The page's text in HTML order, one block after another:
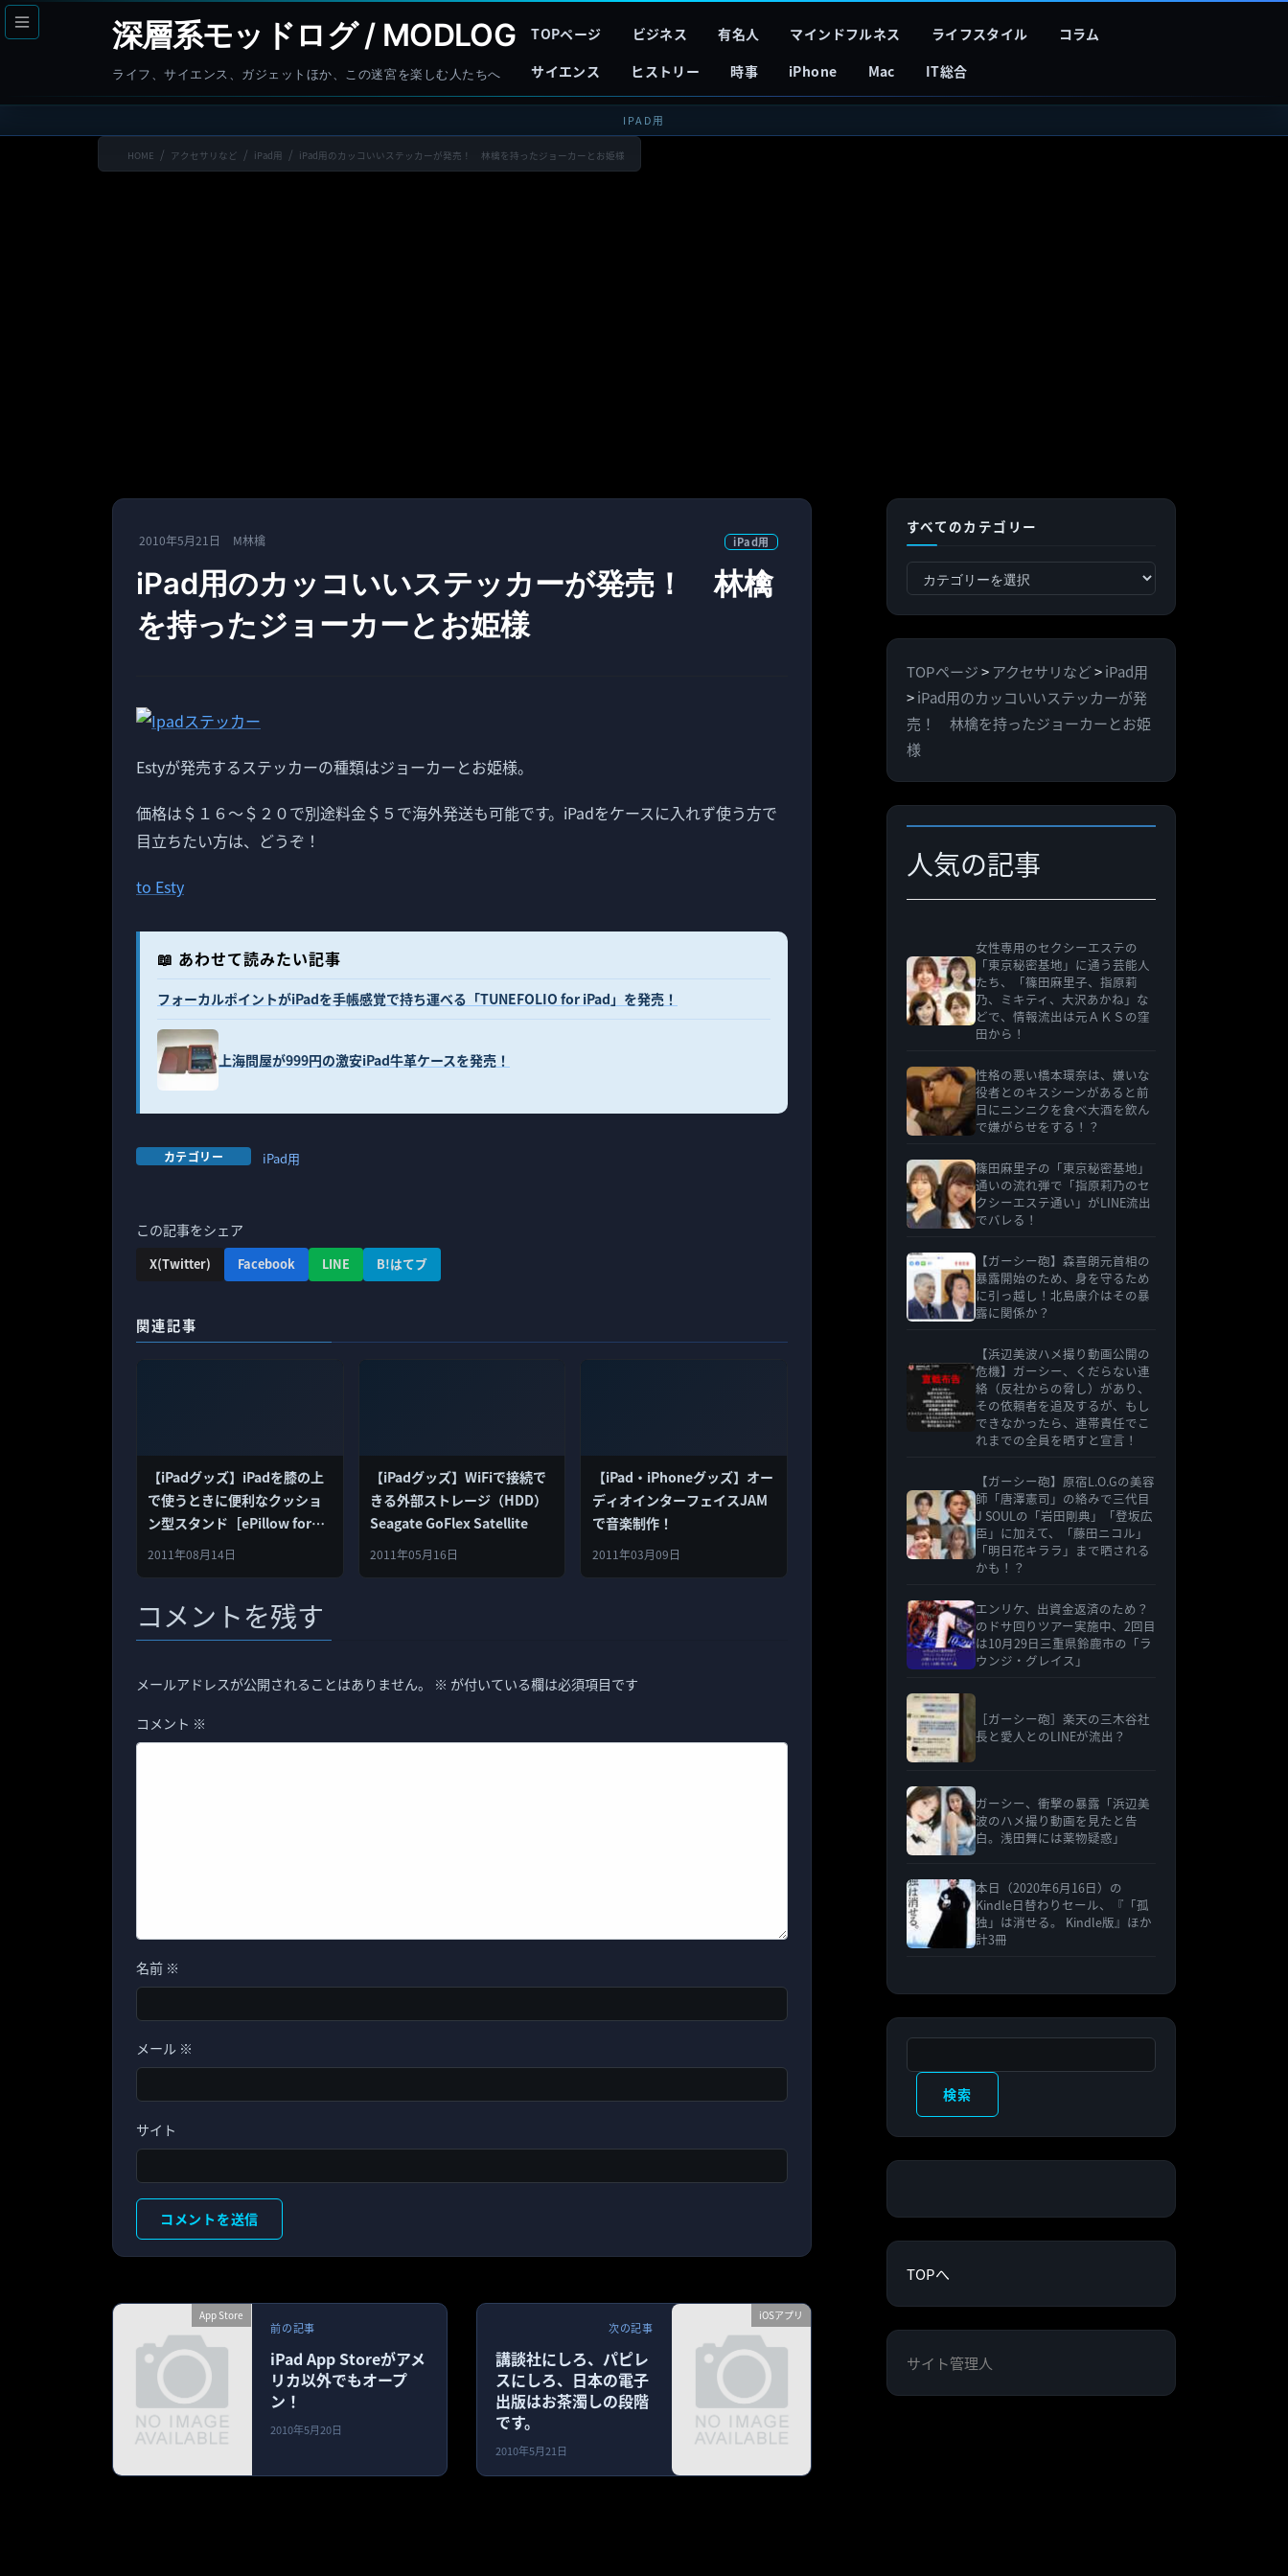
コ
ン
へ
ナ
ビ
ョ
深層系モッドログ / MODLOG
ライフ、サイエンス、ガジェットほか、この迷宮を楽しむ人たちへ
TOPページ ビジネス 有名人 マインドフルネス ライフスタイル
コラム
サイエンス
ヒストリー 時事 iPhone Mac IT総合
IPAD用
HOME アクセサリなど iPad用 iPad用のカッコいいステッカーが発売！ 林檎を持ったジョーカーとお姫様
2010年5月21日 M林檎 iPad用
iPad用のカッコいいステッカーが発売！ 林檎
を持ったジョーカーとお姫様
Estyが発売するステッカーの種類はジョーカーとお姫様。
価格は＄１６～＄２０で別途料金＄５で海外発送も可能です。iPadをケースに入れず使う方で
目立ちたい方は、どうぞ！
to Esty
📖 あわせて読みたい記事
フォーカルポイントがiPadを手帳感覚で持ち運べる「TUNEFOLIO for iPad」を発売！
上海問屋が999円の激安iPad牛革ケースを発売！
カテゴリー iPad用
この記事をシェア
X(Twitter) Facebook LINE B!はてブ
関連記事
【iPadグッズ】iPadを膝の上
で使うときに便利なクッショ
ン型スタンド［ePillow for
iPad］
2011年08月14日
【iPadグッズ】WiFiで接続で
きる外部ストレージ（HDD）
Seagate GoFlex Satellite
2011年05月16日
【iPad・iPhoneグッズ】オー
ディオインターフェイスJAM
で音楽制作！
2011年03月09日
コメントを残す
メールアドレスが公開されることはありません。 ※ が付いている欄は必須項目です
コメント ※
名前 ※
メール ※
サイト
App Store
前の記事
iPad App Storeがアメ
リカ以外でもオープ
ン！
2010年5月20日
iOSアプリ
次の記事
講談社にしろ、パピレ
スにしろ、日本の電子
出版はお茶濁しの段階
です。
2010年5月21日
すべてのカテゴリー
べ
カ
テ
ゴ
リ
ー
TOPページ> アクセサリなど>iPad用
>iPad用のカッコいいステッカーが発
売！ 林檎を持ったジョーカーとお姫
様
人気の記事
女性専用のセクシーエステの
「東京秘密基地」に通う芸能人
たち、「篠田麻里子、指原莉
乃、ミキティ、大沢あかね」な
どで、情報流出は元ＡＫＳの窪
田から！
性格の悪い橋本環奈は、嫌いな
役者とのキスシーンがあると前
日にニンニクを食べ大酒を飲ん
で嫌がらせをする！？
篠田麻里子の「東京秘密基地」
通いの流れ弾で「指原莉乃のセ
クシーエステ通い」がLINE流出
でバレる！
【ガーシー砲】森喜朗元首相の
暴露開始のため、身を守るため
に引っ越し！北島康介はその暴
露に関係か？
【浜辺美波ハメ撮り動画公開の
危機】ガーシー、くだらない連
絡（反社からの脅し）があり、
その依頼者を追及するが、もし
できなかったら、連帯責任でこ
れまでの全員を晒すと宣言！
【ガーシー砲】原宿L.O.Gの美容
師「唐澤憲司」の絡みで三代目
J SOULの「岩田剛典」「登坂広
臣」に加えて、「藤田ニコル」
「明日花キララ」まで晒される
かも！？
エンリケ、出資金返済のため？
のドサ回りツアー実施中、2回目
は10月29日三重県鈴鹿市の「ラ
ウンジ・グレイス」
［ガーシー砲］楽天の三木谷社
長と愛人とのLINEが流出？
ガーシー、衝撃の暴露「浜辺美
波のハメ撮り動画を見たと告
白。浅田舞には薬物疑惑」
本日（2020年6月16日）の
Kindle日替わりセール、『「孤
独」は消せる。 Kindle版』ほか
計3冊
検索
TOPへ
サイト管理人